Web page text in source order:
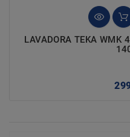
LAVADORA TEKA